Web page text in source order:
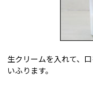
生クリームを入れて、
いふります。